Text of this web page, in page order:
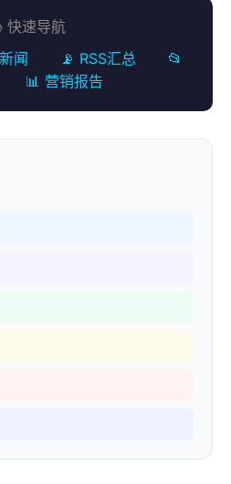
快速导航
闻 📡 RSS汇总
📂
📊 营销报告